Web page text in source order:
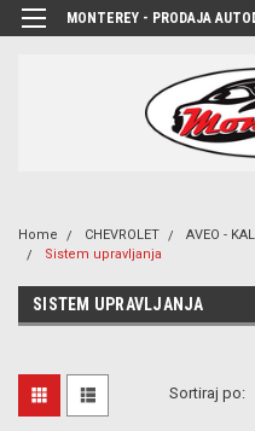
MONTEREY - PRODAJA
Home CHEVROLET
AVEO -
Sistem upravljanja
SISTEM UPRAVLJANJA
Sortiraj po: